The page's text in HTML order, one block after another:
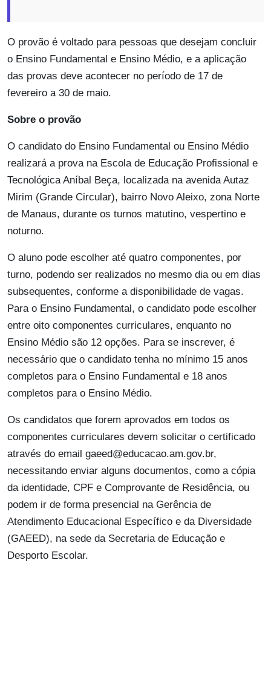
O provão é voltado para pessoas que desejam concluir
o Ensino Fundamental e Ensino Médio, e a aplicação
das provas deve acontecer no período de 17 de
fevereiro a 30 de maio.
Sobre o provão
O candidato do Ensino Fundamental ou Ensino Médio
realizará a prova na Escola de Educação Profissional e
Tecnológica Aníbal Beça, localizada na avenida Autaz
Mirim (Grande Circular), bairro Novo Aleixo, zona Norte
de Manaus, durante os turnos matutino, vespertino e
noturno.
O aluno pode escolher até quatro componentes, por
turno, podendo ser realizados no mesmo dia ou em dias
subsequentes, conforme a disponibilidade de vagas.
Para o Ensino Fundamental, o candidato pode escolher
entre oito componentes curriculares, enquanto no
Ensino Médio são 12 opções. Para se inscrever, é
necessário que o candidato tenha no mínimo 15 anos
completos para o Ensino Fundamental e 18 anos
completos para o Ensino Médio.
Os candidatos que forem aprovados em todos os
componentes curriculares devem solicitar o certificado
através do email gaeed@educacao.am.gov.br,
necessitando enviar alguns documentos, como a cópia
da identidade, CPF e Comprovante de Residência, ou
podem ir de forma presencial na Gerência de
Atendimento Educacional Específico e da Diversidade
(GAEED), na sede da Secretaria de Educação e
Desporto Escolar.